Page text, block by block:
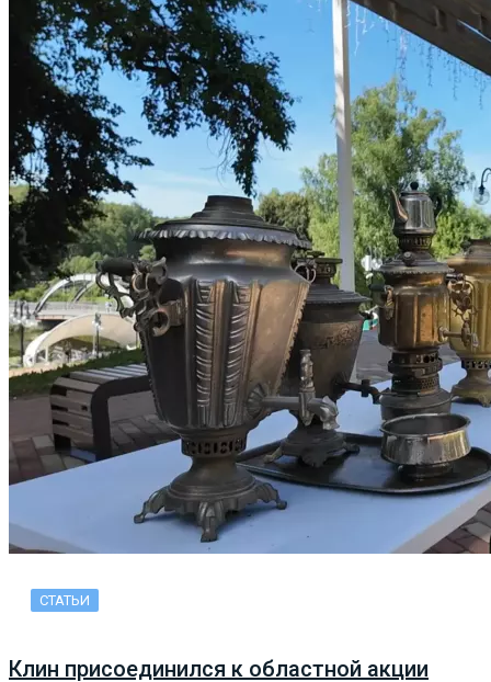
СТАТЬИ
Клин присоединился к областной акции